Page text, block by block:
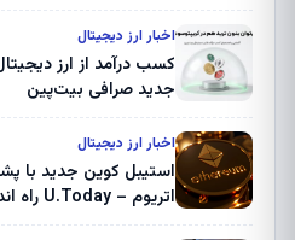
اخبار ارز دیجیتال
کسب درآمد از ارز
جدید صرافی بیت‌پین
اخبار ارز دیجیتال
استیبل کوین جدید با
اتریوم – U.Today راه اندازی می شود